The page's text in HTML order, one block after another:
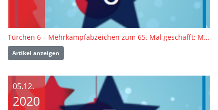
Türchen 6 – Mehrkampfabzeichen zum 65. Mal geschafft: Manfred Erdmann
Artikel anzeigen
05.12.
2020